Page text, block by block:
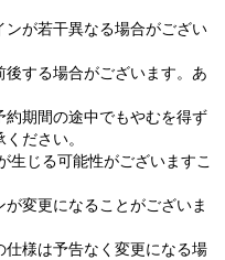
が若干異なる場合がござい
する場合がございます。あ
期間の途中でもやむを得ず
ださい。
じる可能性がございますこ
変更になることがございま
様は予告なく変更になる場